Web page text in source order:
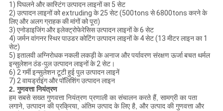
1) पिघलने और कास्टिंग उत्पादन लाइनों का 5 सेट
2) उत्पादन लाइनों को extruding के 25 सेट (500tons से 6800tons करने के
लिए और अलग ग्राहक की मांगों को पूरा)
3) एनोडाइजिंग और इलेक्ट्रोफेरेसिस उत्पादन लाइनों के 6 सेट
4) जर्मन वांगनर स्थिर पाउडर कोटिंग उत्पादन लाइनों के 4 सेट (13 मीटर लाइन का 1
सेट)
5) इतालवी अग्निरोधक नकली लकड़ी के अनाज और पर्यावरण संरक्षण ऊर्जा बचत थर्मल
इन्सुलेशन ठंड-पुल उत्पादन लाइनों के 2 सेट।
6) 2 गर्मी इन्सुलेशन टूटी हुई पुल उत्पादन लाइनें
7) 2 वायर्ड्राइंग और पॉलिशिंग उत्पादन लाइन
2. गुणवत्ता नियंत्रण
हम सबसे सख्त गुणवत्ता नियंत्रण प्रणाली का संचालन करते हैं, सामग्री का पता
लगाने, उत्पादन की प्रक्रिया, अंतिम उत्पाद के लिए है, और उत्पाद की गुणवत्ता और